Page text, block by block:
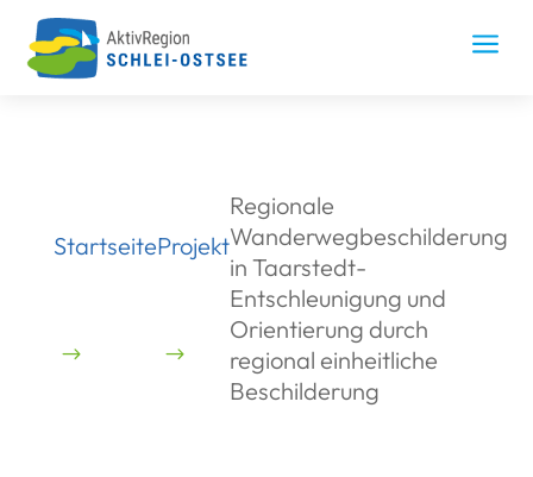
content
a
StartseiteProjekt
Regionale
Wanderwegbeschilderung
in Taarstedt-
Entschleunigung und
Orientierung durch
regional einheitliche
Beschilderung